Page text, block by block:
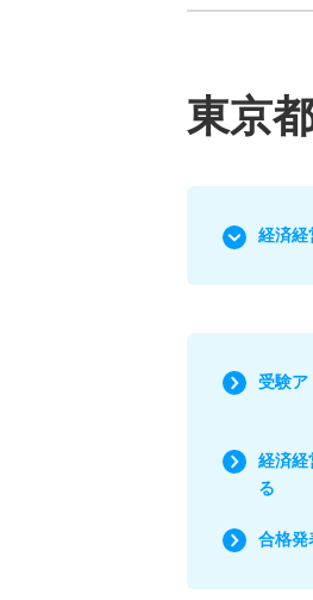
東京
経済経
受験ア
経済経
る
合格発